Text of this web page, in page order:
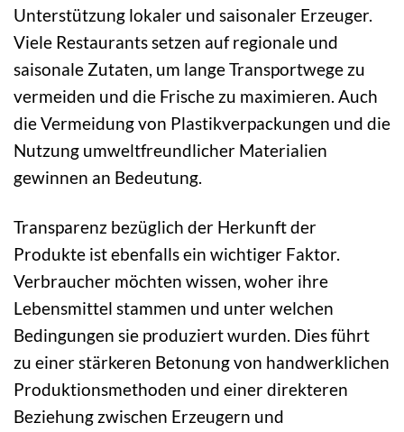
Unterstützung lokaler und saisonaler Erzeuger.
Viele Restaurants setzen auf regionale und
saisonale Zutaten, um lange Transportwege zu
vermeiden und die Frische zu maximieren. Auch
die Vermeidung von Plastikverpackungen und die
Nutzung umweltfreundlicher Materialien
gewinnen an Bedeutung.
Transparenz bezüglich der Herkunft der
Produkte ist ebenfalls ein wichtiger Faktor.
Verbraucher möchten wissen, woher ihre
Lebensmittel stammen und unter welchen
Bedingungen sie produziert wurden. Dies führt
zu einer stärkeren Betonung von handwerklichen
Produktionsmethoden und einer direkteren
Beziehung zwischen Erzeugern und